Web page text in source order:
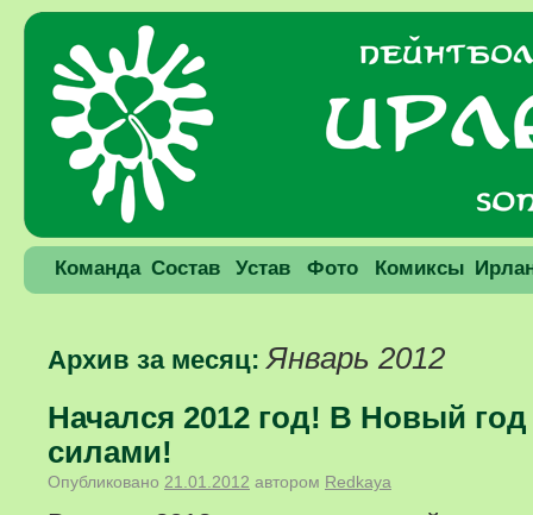
Команда Состав Устав Фото Комиксы
Архив за месяц:Январь 2012
Начался 2012 год! В Новый
силами!
Опубликовано 21.01.2012 автором Redkaya